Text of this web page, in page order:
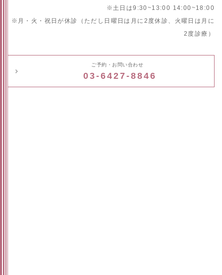
※土日は9:30~13:00 14:00~18:00
※月・火・祝日が休診（ただし日曜日は月に2度休診、火曜日は月に
2度診療）
ご予約・お問い合わせ
03-6427-8846